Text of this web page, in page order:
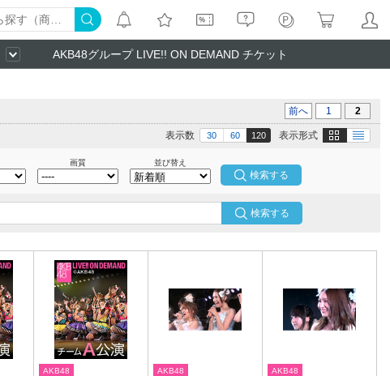
AKB48グループ LIVE!! ON DEMAND チケット
前へ 1 2
表示形式 画像 テキスト
表示数 30 60 120
画質 並び替え
検索する
AKB48 AKB48 AKB48